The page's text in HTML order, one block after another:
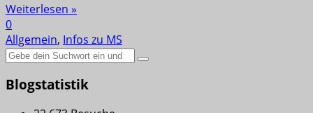
Weiterlesen »
0
Allgemein, Infos zu MS
Suche
Blogstatistik